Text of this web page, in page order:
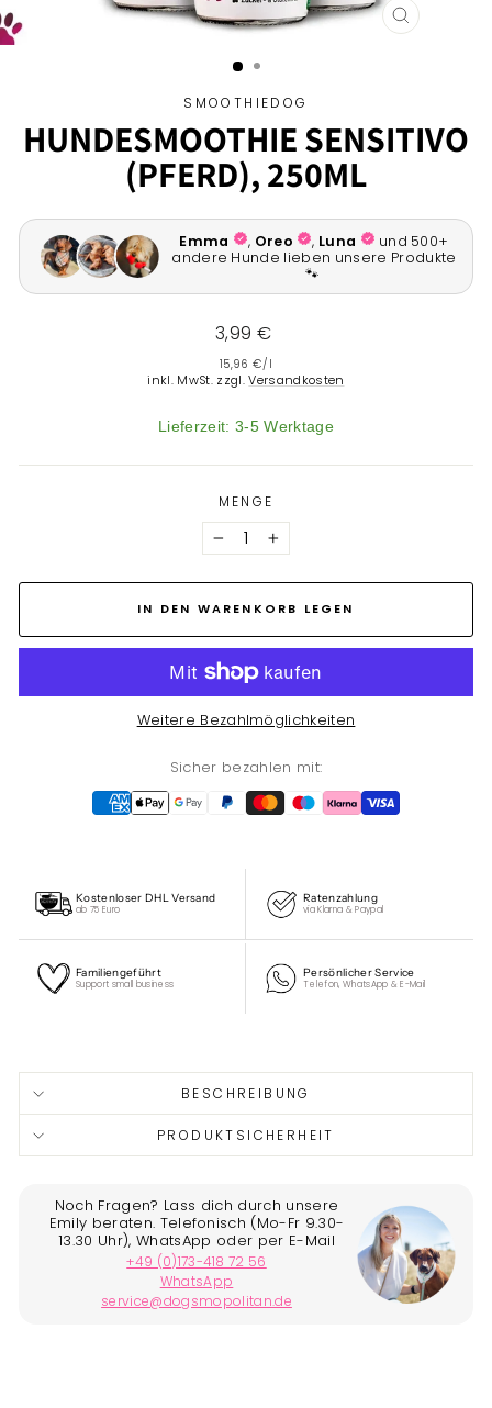
SCHLIESSEN
SMOOTHIEDOG
HUNDESMOOTHIE SENSITIVO
(PFERD), 250ML
Normaler
3,99 €
15,96 €/ l
inkl. MwSt. zzgl.Versandkosten
Lieferzeit: 3-5 Werktage
MENGE
− +
IN DEN WARENKORB LEGEN
Weitere Bezahlmöglichkeiten
Sicher bezahlen mit:
Kostenloser DHL Versand
ab 75 Euro
Ratenzahlung
via Klarna & Paypal
Familiengeführt
Support small business
Persönlicher Service
Telefon, WhatsApp & E-Mail
input
BESCHREIBUNG
PRODUKTSICHERHEIT